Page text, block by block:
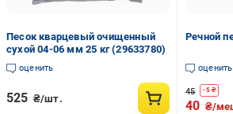
Песок кварцевый очищенный
сухой 04-06 мм 25 кг (29633780)
оценить
525 ₴/шт.
Речной
оценить
45 -5₴
40 ₴/